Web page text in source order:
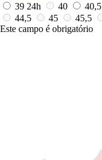
39 24h 40 40,5
44,5
45 45,5
Este campo é obrigatório